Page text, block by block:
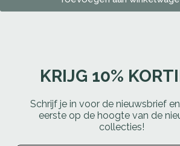
KRIJG 10%
Schrijf je in voor de nieuwsbrief
eerste op de hoogte van de
collecties!